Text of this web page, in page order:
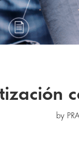
by